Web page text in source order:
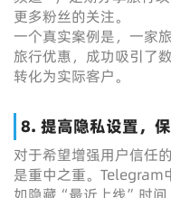
更多粉丝的关注。
一个真实案例是，一家
旅行优惠，成功吸引了
转化为实际客户。
8. 提高隐私设置，
对于希望增强用户信任
是重中之重。Telegram